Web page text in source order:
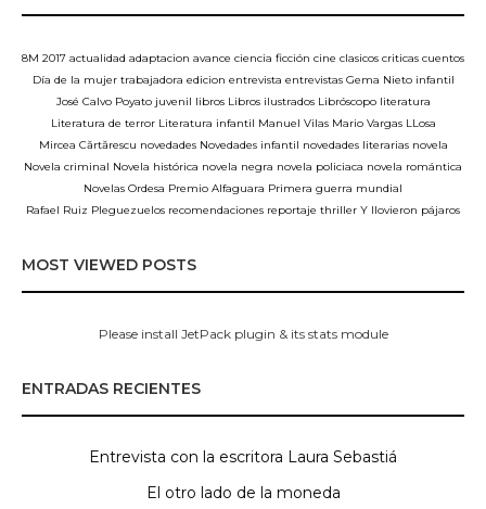
8M 2017 actualidad adaptacion avance ciencia ficción cine clasicos criticas cuentos
Día de la mujer trabajadora edicion entrevista entrevistas Gema Nieto infantil
José Calvo Poyato juvenil libros Libros ilustrados Libróscopo literatura
Literatura de terror Literatura infantil Manuel Vilas Mario Vargas LLosa
Mircea Cărtărescu novedades Novedades infantil novedades literarias novela
Novela criminal Novela histórica novela negra novela policiaca novela romántica
Novelas Ordesa Premio Alfaguara Primera guerra mundial
Rafael Ruiz Pleguezuelos recomendaciones reportaje thriller Y llovieron pájaros
MOST VIEWED POSTS
Please install JetPack plugin & its stats module
ENTRADAS RECIENTES
Entrevista con la escritora Laura Sebastiá
El otro lado de la moneda